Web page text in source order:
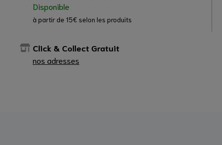
Disponible
à partir de 15€ selon les produits
Click & Collect Gratuit
nos adresses